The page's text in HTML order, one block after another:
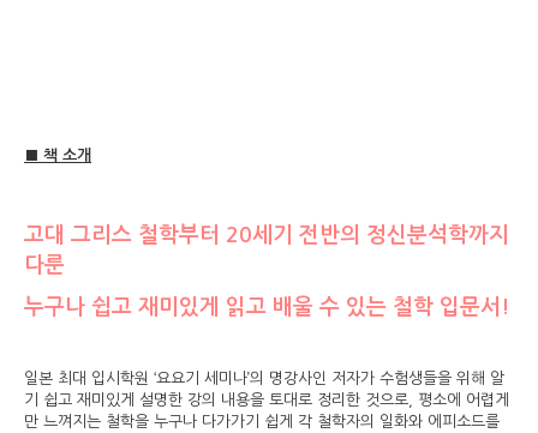
■ 책 소개
고대 그리스 철학부터 20세기 전반의 정신분석학까지
다룬
누구나 쉽고 재미있게 읽고 배울 수 있는 철학 입문서!
일본 최대 입시학원 ‘요요기 세미나’의 명강사인 저자가 수험생들을 위해 알
기 쉽고 재미있게 설명한 강의 내용을 토대로 정리한 것으로, 평소에 어렵게
만 느껴지는 철학을 누구나 다가가기 쉽게 각 철학자의 일화와 에피소드를